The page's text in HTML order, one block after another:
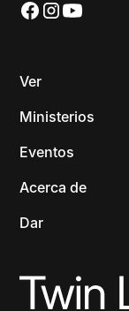
Ver
Ministerios
Eventos
Acerca de
Dar